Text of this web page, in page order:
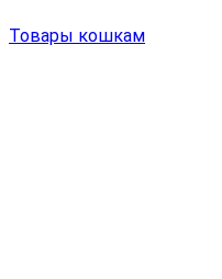
Товары кошкам